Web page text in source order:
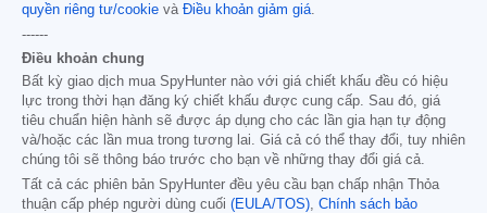
quyền riêng tư/cookie và Điều khoản giảm giá
------
Điều khoản chung
Bất kỳ giao dịch mua SpyHunter nào với giá chiết khấu đều có hiệu
lực trong thời hạn đăng ký chiết khấu được cung cấp. Sau đó, giá
tiêu chuẩn hiện hành sẽ được áp dụng cho các lần gia hạn tự động
và/hoặc các lần mua trong tương lai. Giá cả có thể thay đổi, tuy nhiên
chúng tôi sẽ thông báo trước cho bạn về những thay đổi giá cả.
Tất cả các phiên bản SpyHunter đều yêu cầu bạn chấp nhận Thỏa
thuận cấp phép người dùng cuối (EULA/TOS) Chính sách bảo